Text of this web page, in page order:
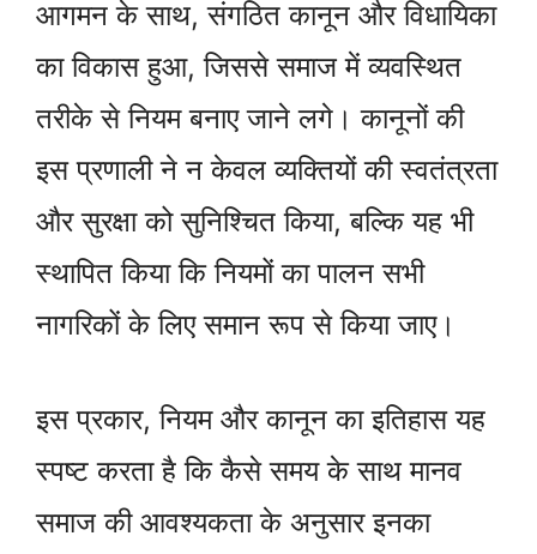
आगमन के साथ, संगठित कानून और विधायिका
का विकास हुआ, जिससे समाज में व्यवस्थित
तरीके से नियम बनाए जाने लगे। कानूनों की
इस प्रणाली ने न केवल व्यक्तियों की स्वतंत्रता
और सुरक्षा को सुनिश्चित किया, बल्कि यह भी
स्थापित किया कि नियमों का पालन सभी
नागरिकों के लिए समान रूप से किया जाए।
इस प्रकार, नियम और कानून का इतिहास यह
स्पष्ट करता है कि कैसे समय के साथ मानव
समाज की आवश्यकता के अनुसार इनका